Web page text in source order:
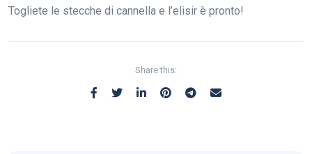
Togliete le stecche di cannella e l’elisir è pronto!
Share this: